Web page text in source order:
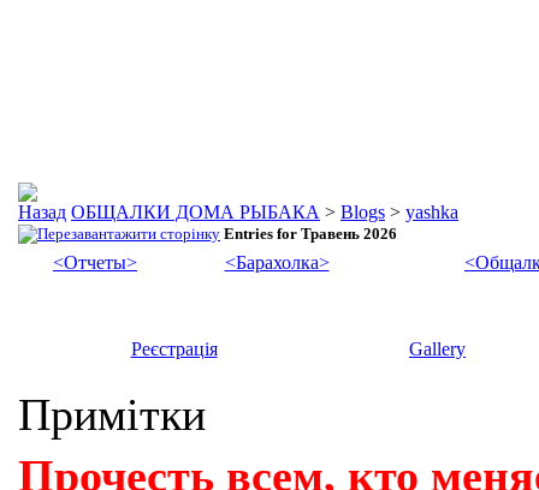
ОБЩАЛКИ ДОМА РЫБАКА > Blogs > yashka
Entries for Травень 2026
<Отчеты> <Барахолка>
Реєстрація Gallery
Примітки
Прочесть всем, кто